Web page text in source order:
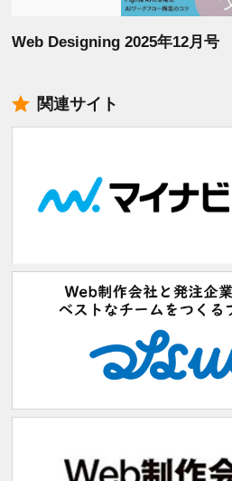
Web Designing 2025年12月号
関連サイト